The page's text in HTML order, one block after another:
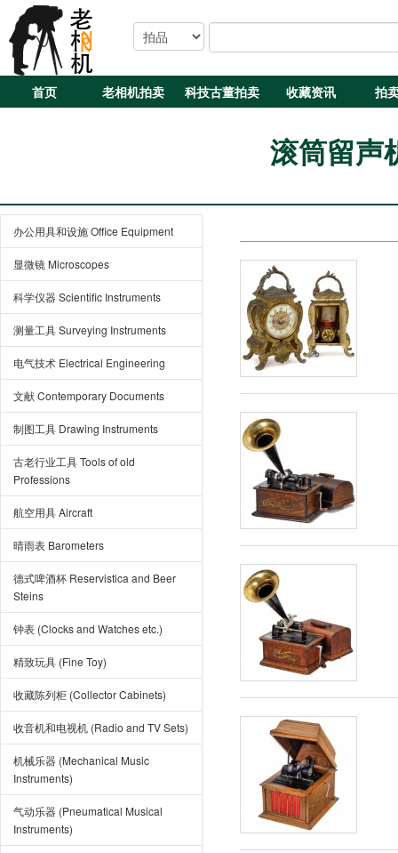
首页 老相机拍卖 科技古董拍卖 收藏资讯 拍
滚筒留声
办公用具和设施 Office Equipment
显微镜 Microscopes
科学仪器 Scientific Instruments
测量工具 Surveying Instruments
电气技术 Electrical Engineering
文献 Contemporary Documents
制图工具 Drawing Instruments
古老行业工具 Tools of old
Professions
航空用具 Aircraft
晴雨表 Barometers
德式啤酒杯 Reservistica and Beer
Steins
钟表 (Clocks and Watches etc.)
精致玩具 (Fine Toy)
收藏陈列柜 (Collector Cabinets)
收音机和电视机 (Radio and TV Sets)
机械乐器 (Mechanical Music
Instruments)
气动乐器 (Pneumatical Musical
Instruments)